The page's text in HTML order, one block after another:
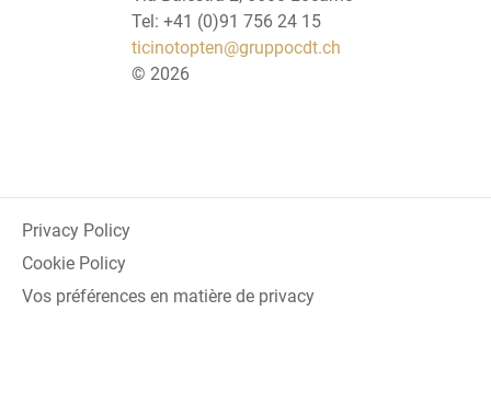
Tel: +41 (0)91 756 24 15
ticinotopten@gruppocdt.ch
© 2026
Privacy Policy
Cookie Policy
Vos préférences en matière de privacy